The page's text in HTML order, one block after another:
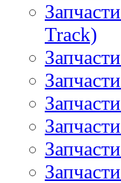
Track)